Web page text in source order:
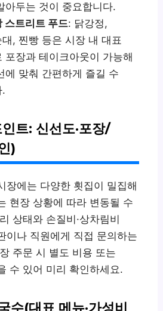
아두는 것이 중요합니다.
스트리트 푸드: 닭강정,
대, 찐빵 등은 시장 내 대표
포장과 테이크아웃이 가능해
에 맞춰 간편하게 즐길 수
.
트: 신선도·포장/
)
장에는 다양한 횟집이 밀집해
현장 상황에 따라 변동될 수
상태와 손질비·상차림비
이나 직원에게 직접 문의하는
주문 시 별도 비용 또는
수 있어 미리 확인하세요.
수(대표 메뉴·가성비